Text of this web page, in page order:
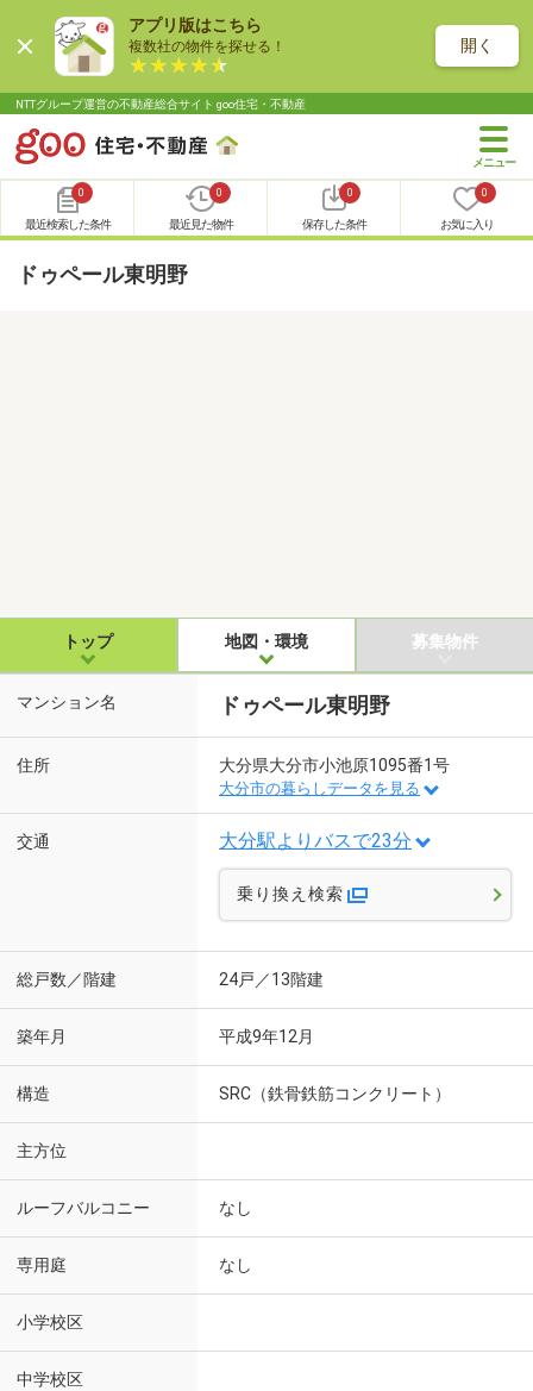
アプリ版はこちら
複数社の物件を探せる！ 開く
NTTグループ運営の不動産総合サイト goo住宅・不動産
0
最近検索した条件
0
最近見た物件
0
保存した条件
0
お気に入り
ドゥペール東明野
トップ 地図・環境 募集物件
マンション名 ドゥペール東明野
住所 大分県大分市小池原1095番1号
大分市の暮らしデータを見る
交通 大分駅よりバスで23分
乗り換え検索
総戸数／階建 24戸／13階建
築年月 平成9年12月
構造 SRC（鉄骨鉄筋コンクリート）
主方位
ルーフバルコニー なし
専用庭 なし
小学校区
中学校区